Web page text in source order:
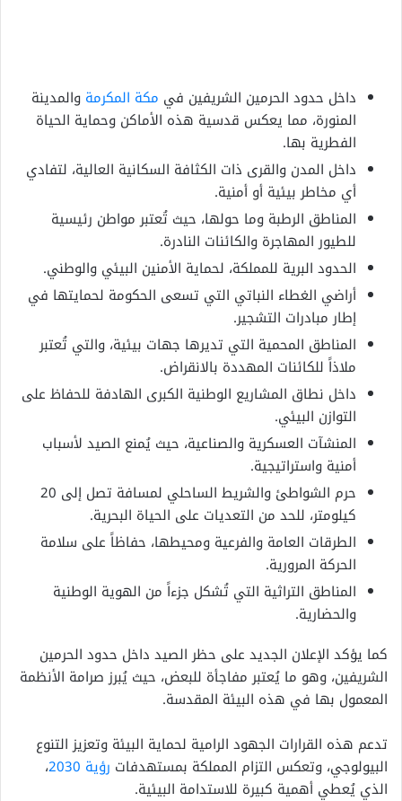
داخل حدود الحرمين الشريفين في مكة المكرمة والمدينة
المنورة، مما يعكس قدسية هذه الأماكن وحماية الحياة
الفطرية بها.
داخل المدن والقرى ذات الكثافة السكانية العالية، لتفادي
أي مخاطر بيئية أو أمنية.
المناطق الرطبة وما حولها، حيث تُعتبر مواطن رئيسية
للطيور المهاجرة والكائنات النادرة.
الحدود البرية للمملكة، لحماية الأمنين البيئي والوطني.
أراضي الغطاء النباتي التي تسعى الحكومة لحمايتها في
إطار مبادرات التشجير.
المناطق المحمية التي تديرها جهات بيئية، والتي تُعتبر
ملاذاً للكائنات المهددة بالانقراض.
داخل نطاق المشاريع الوطنية الكبرى الهادفة للحفاظ على
التوازن البيئي.
المنشآت العسكرية والصناعية، حيث يُمنع الصيد لأسباب
أمنية واستراتيجية.
حرم الشواطئ والشريط الساحلي لمسافة تصل إلى 20
كيلومتر، للحد من التعديات على الحياة البحرية.
الطرقات العامة والفرعية ومحيطها، حفاظاً على سلامة
الحركة المرورية.
المناطق التراثية التي تُشكل جزءاً من الهوية الوطنية
والحضارية.
كما يؤكد الإعلان الجديد على حظر الصيد داخل حدود الحرمين
الشريفين، وهو ما يُعتبر مفاجأة للبعض، حيث يُبرز صرامة الأنظمة
المعمول بها في هذه البيئة المقدسة.
تدعم هذه القرارات الجهود الرامية لحماية البيئة وتعزيز التنوع
البيولوجي، وتعكس التزام المملكة بمستهدفات رؤية 2030
،
الذي يُعطي أهمية كبيرة للاستدامة البيئية.